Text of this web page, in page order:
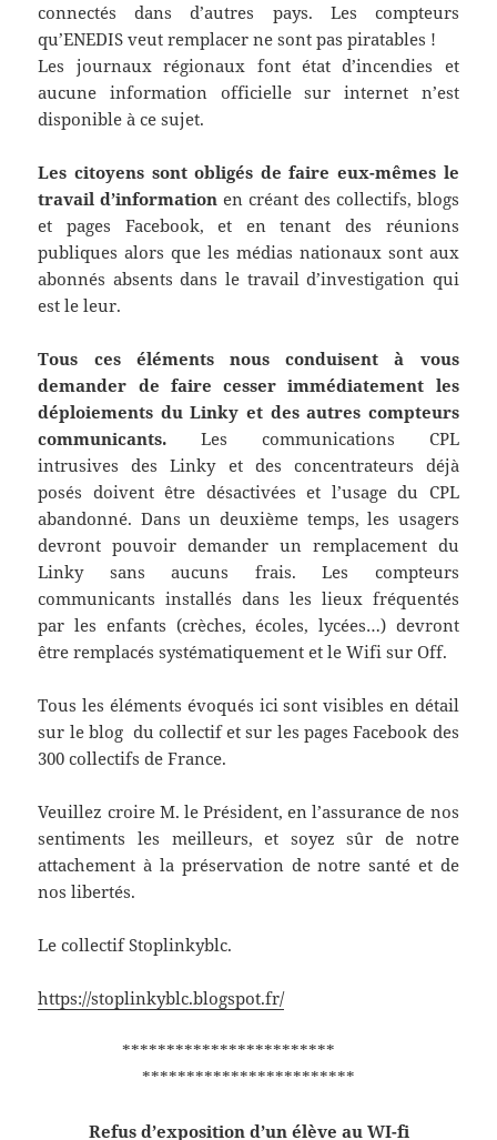
connectés dans d’autres pays. Les compteurs
qu’ENEDIS veut remplacer ne sont pas piratables !
Les journaux régionaux font état d’incendies et
aucune information officielle sur internet n’est
disponible à ce sujet.
Les citoyens sont obligés de faire eux-mêmes le
travail d’informationen créant des collectifs, blogs
et pages Facebook, et en tenant des réunions
publiques alors que les médias nationaux sont aux
abonnés absents dans le travail d’investigation qui
est le leur.
Tous ces éléments nous conduisent à vous
demander de faire cesser immédiatement les
déploiements du Linky et des autres compteurs
communicants. Les communications CPL
intrusives des Linky et des concentrateurs déjà
posés doivent être désactivées et l’usage du CPL
abandonné. Dans un deuxième temps, les usagers
devront pouvoir demander un remplacement du
Linky sans aucuns frais. Les compteurs
communicants installés dans les lieux fréquentés
par les enfants (crèches, écoles, lycées…) devront
être remplacés systématiquement et le Wifi sur Off.
Tous les éléments évoqués ici sont visibles en détail
sur le blog du collectif et sur les pages Facebook des
300 collectifs de France.
Veuillez croire M. le Président, en l’assurance de nos
sentiments les meilleurs, et soyez sûr de notre
attachement à la préservation de notre santé et de
nos libertés.
Le collectif Stoplinkyblc.
https://stoplinkyblc.blogspot.fr/
************************
************************
Refus d’exposition d’un élève au WI-fi